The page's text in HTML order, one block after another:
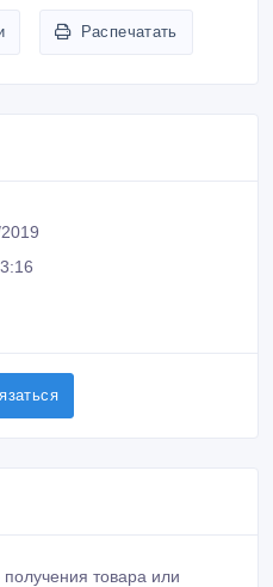
Распечатать
товара или